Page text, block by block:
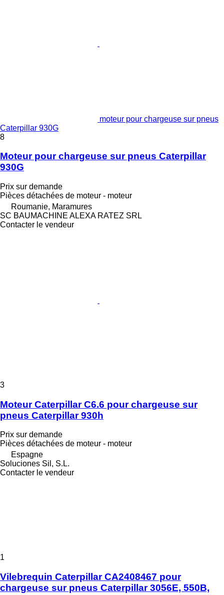
moteur pour chargeuse sur pneus
Caterpillar 930G
8
Moteur pour chargeuse sur pneus Caterpillar
930G
Prix sur demande
Pièces détachées de moteur - moteur
Roumanie, Maramures
SC BAUMACHINE ALEXA RATEZ SRL
Contacter le vendeur
3
Moteur Caterpillar C6.6 pour chargeuse sur
pneus Caterpillar 930h
Prix sur demande
Pièces détachées de moteur - moteur
Espagne
Soluciones Sil, S.L.
Contacter le vendeur
1
Vilebrequin Caterpillar CA2408467 pour
chargeuse sur pneus Caterpillar 3056E, 550B,